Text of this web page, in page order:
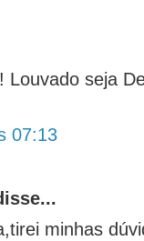
Louvado seja
07:13
minhas